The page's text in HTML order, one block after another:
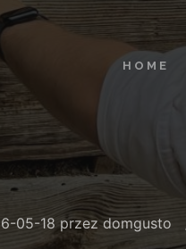
HOME
05-18 przezdomgusto